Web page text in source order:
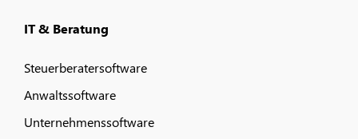
IT & Beratung
Steuerberatersoftware
Anwaltssoftware
Unternehmenssoftware